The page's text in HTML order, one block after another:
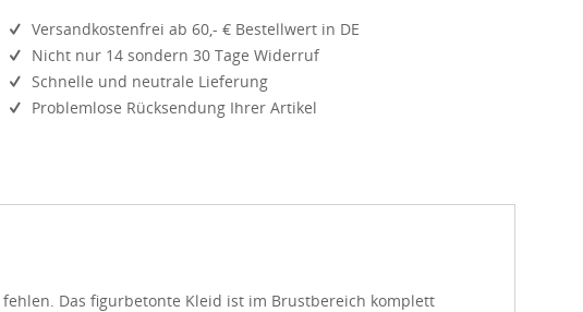
Versandkostenfrei ab 60,- € Bestellwert in DE
Nicht nur 14 sondern 30 Tage Widerruf
Schnelle und neutrale Lieferung
Problemlose Rücksendung Ihrer Artikel
Das figurbetonte Kleid ist im Brustbereich komplett